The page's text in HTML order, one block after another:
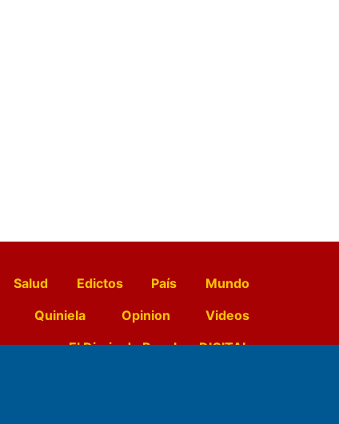
Salud Edictos País
Mundo
Quiniela Opinion
Videos
El Diario de Papel en DIGITAL